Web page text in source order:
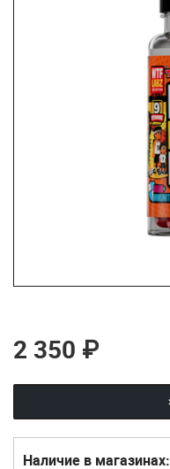
2 350 ₽
Наличие в магазинах: